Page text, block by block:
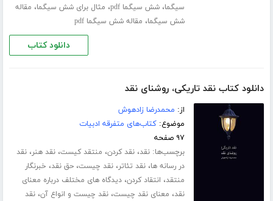
سیگما،شش سیگما pdf ، مثال برای شش سیگما، مقاله
شش سیگما، مقاله شش سیگما pdf
دانلود کتاب
دانلود کتاب نقد تاریکی، روشنای نقد
از: محمدرضا زادهوش
موضوع:کتاب‌های متفرقه ادبیات
۹۷ صفحه
برچسب‌ها:نقد،نقد کردن، منتقد کیست،نقد هنر،نقد
در رسانه ها،نقد تئاتر،نقد چیست،حق نقد، خبرنگار
منتقد، انتقاد کردن،دیدگاه های مختلف درباره معنای
نقد، معنای نقد چیست،نقد چیست و انواع آن،نقد